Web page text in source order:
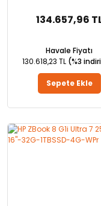
134.657,96
Havale Fiyatı
130.618,23 TL (%3
Sepete Ekle